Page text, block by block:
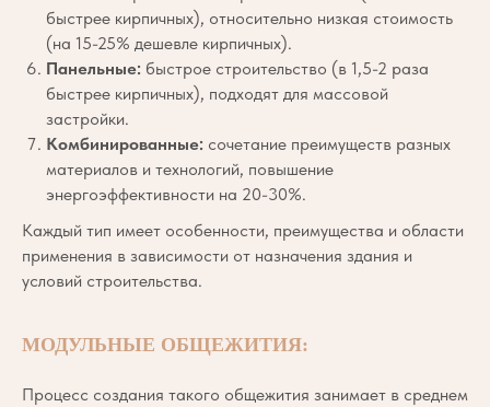
быстрее кирпичных), относительно низкая стоимость
(на 15-25% дешевле кирпичных).
Панельные: быстрое строительство (в 1,5-2 раза
быстрее кирпичных), подходят для массовой
застройки.
Комбинированные: сочетание преимуществ разных
материалов и технологий, повышение
энергоэффективности на 20-30%.
Каждый тип имеет особенности, преимущества и области
применения в зависимости от назначения здания и
условий строительства.
МОДУЛЬНЫЕ ОБЩЕЖИТИЯ:
Процесс создания такого общежития занимает в среднем